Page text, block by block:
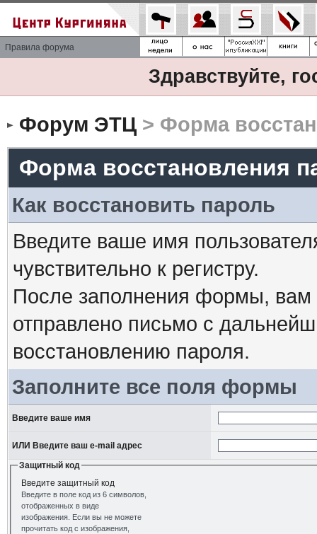
Правила форума
Здравствуйте,
Форум ЭТЦ> Форма
Форма восстановления
Как восстановить пароль
Введите ваше имя
чувствительно к регистру.
После заполнения формы, вам
отправлено письмо с
восстановлению пароля.
Заполните все поля формы
Введите ваше имя
ИЛИ Введите ваш e-mail адрес
Защитный код
Введите защитный код
Введите в поле код из 6 символов,
отображенных в виде
изображения. Если вы не можете
прочитать код с изображения,